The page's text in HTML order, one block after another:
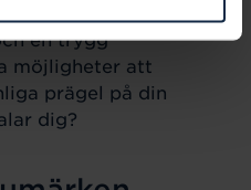
en trygg
möjligheter att
prägel på din
dig?